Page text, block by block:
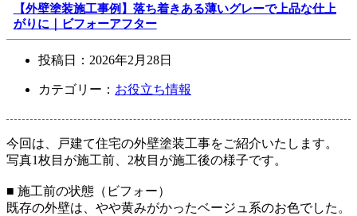
【外壁塗装施工事例】落ち着きある薄いグレーで上品な仕上
がりに｜ビフォーアフター
投稿日： 2026年2月28日
カテゴリー： お役立ち情報
今回は、戸建て住宅の外壁塗装工事をご紹介いたします。
写真1枚目が施工前、2枚目が施工後の様子です。
■ 施工前の状態（ビフォー）
既存の外壁は、やや黄みがかったベージュ系のお色でした。